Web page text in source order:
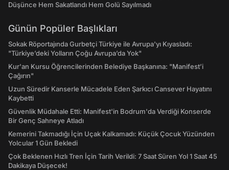
Düşünce Hem Sakatlandı Hem Golü Sayılmadı
Günün Popüler Başlıkları
Sokak Röportajında Gurbetçi Türkiye ile Avrupa'yı Kıyasladı:
"Türkiye’deki Yolların Çoğu Avrupa’da Yok"
Kur'an Kursu Öğrencilerinden Belediye Başkanına: "Manifest’i
Çağırın"
Uzun Süredir Kanserle Mücadele Eden Şarkıcı Cansever Hayatını
Kaybetti
Güvenlik Müdahale Etti: Manifest'in Bodrum'da Verdiği Konserde
Bir Genç Sahneye Atladı
Kemerini Takmadığı İçin Uçak Kalkamadı: Küçük Çocuk Yüzünden
Yolcular 1 Gün Bekledi
Çok Beklenen Hızlı Tren İçin Tarih Verildi: 7 Saat Süren Yol 1 Saat 45
Dakikaya Düşecek!